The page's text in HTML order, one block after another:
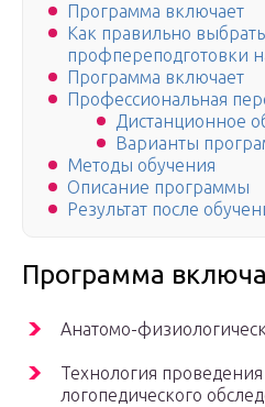
Программа включает
Как правильно
профпереподготовки
Программа включает
Профессиональная
Дистанционное
Варианты
Методы обучения
Описание программы
Результат после
Программа
Анатомо-
Технология
логопедического